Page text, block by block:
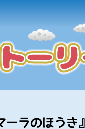
ーラのほうき』